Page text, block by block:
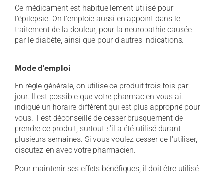
Ce médicament est habituellement utilisé pour
l'épilepsie. On l'emploie aussi en appoint dans le
traitement de la douleur, pour la neuropathie causée
par le diabète, ainsi que pour d'autres indications.
Mode d'emploi
En règle générale, on utilise ce produit trois fois par
jour. Il est possible que votre pharmacien vous ait
indiqué un horaire différent qui est plus approprié pour
vous. Il est déconseillé de cesser brusquement de
prendre ce produit, surtout s'il a été utilisé durant
plusieurs semaines. Si vous voulez cesser de l'utiliser,
discutez-en avec votre pharmacien.
Pour maintenir ses effets bénéfiques, il doit être utilisé